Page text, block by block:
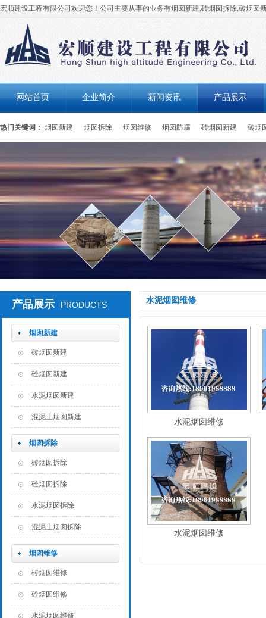
宏顺建设工程有限公司欢迎您！公司主要从事的业务有烟囱新建,砖烟囱拆除,砖烟囱
网站首页 企业简介 新闻资讯 产品展示
热门关键词： 烟囱新建 烟囱拆除 烟囱维修 烟囱防腐 砖烟囱新建 砖烟
产品展示 PRODUCTS
烟囱新建
砖烟囱新建
砼烟囱新建
水泥烟囱新建
混泥土烟囱新建
烟囱拆除
砖烟囱拆除
砼烟囱拆除
水泥烟囱拆除
混泥土烟囱拆除
烟囱维修
砖烟囱维修
砼烟囱维修
水泥烟囱维修
水泥烟囱维修
水泥烟囱维修
水泥烟囱维修